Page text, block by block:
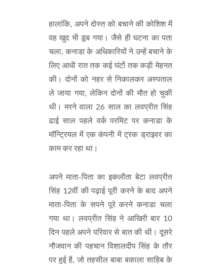
हालांकि, अपने दोस्त को बचाने की कोशिश में
वह खुद भी डूब गया। जैसे ही घटना का पता
चला, कनाडा के अधिकारियों ने उन्हें बचाने के
लिए आधी रात तक कई घंटों तक कड़ी मेहनत
की। दोनों को नहर से निकालकर अस्पताल
ले जाया गया, लेकिन दोनों की मौत हो चुकी
थी। मरने वाला 26 साल का लवप्रीत सिंह
ढाई साल पहले वर्क परमिट पर कनाडा के
मॉन्ट्रियल में एक कंपनी में ट्रक ड्राइवर का
काम कर रहा था।
अपने माता-पिता का इकलौता बेटा लवप्रीत
सिंह 12वीं की पढ़ाई पूरी करने के बाद अपने
माता-पिता के सपने पूरे करने कनाडा चला
गया था। लवप्रीत सिंह ने आखिरी बार 10
दिन पहले अपने परिवार से बात की थी। दूसरे
नौजवान की पहचान विशालदीप सिंह के तौर
पर हुई है, जो तहसील बाबा बकाला साहिब के